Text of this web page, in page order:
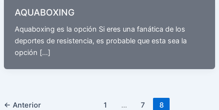
AQUABOXING
Aquaboxing es la opción Si eres una fanática de los
deportes de resistencia, es probable que esta sea la
opción […]
← Anterior 1 … 7 8